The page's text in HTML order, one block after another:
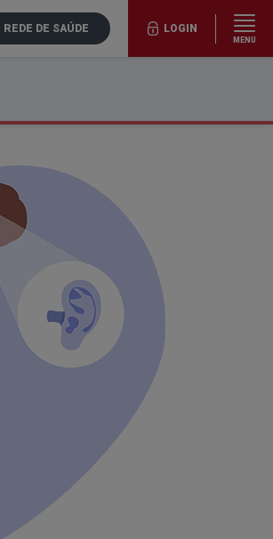
DE SAÚDE LOGIN
MENU